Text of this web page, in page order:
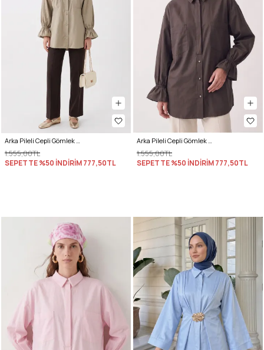
Arka Pileli Cepli Gömlek Y0147 - AÇIK HAKİ
1.555,00TL
SEPETTE %50 İNDİRİM777,50TL
Arka Pileli Cepli Gömlek Y0147 - ACI KAHVE
1.555,00TL
SEPETTE %50 İNDİRİM777,50TL